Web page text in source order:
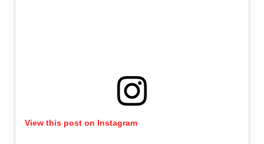
View this post on Instagram